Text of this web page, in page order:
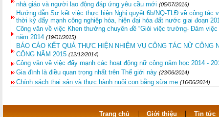
nhà giáo và người lao động đáp ứng yêu cầu mới (05/07/2016)
Hướng dẫn Sơ kết việc thực hiện Nghị quyết 6b/NQ-TLĐ về công tác
thời kỳ đẩy mạnh công nghiệp hóa, hiện đại hóa đất nước giai đoạn
Công văn về việc Khen thưởng chuyên đề “Giỏi việc trường- Đảm việc
năm 2014 (19/01/2015)
BÁO CÁO KẾT QUẢ THỰC HIỆN NHIỆM VỤ CÔNG TÁC NỮ
CÔNG NĂM 2015 (12/12/2014)
Công văn về việc đẩy mạnh các hoạt động nữ công năm học 2014 -
Gia đình là điều quan trọng nhất trên Thế giới này (23/06/2014)
Chính sách thai sản và thực hành nuôi con bằng sữa mẹ (16/06/2014)
Trang chủ | Giới thiệu | Tin tức